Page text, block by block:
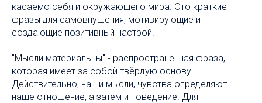
касаемо себя и окружающего мира. Это краткие
фразы для самовнушения, мотивирующие и
создающие позитивный настрой.
"Мысли материальны" - распространенная фраза,
которая имеет за собой твёрдую основу.
Действительно, наши мысли, чувства определяют
наше отношение, а затем и поведение. Для